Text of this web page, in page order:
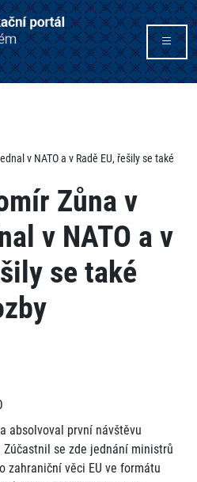
v NATO a v Radě EU, řešily se také
Zůna v
v NATO a v
se také
absolvoval první návštěvu
Zúčastnil se zde jednání ministrů
zahraniční věci EU ve formátu